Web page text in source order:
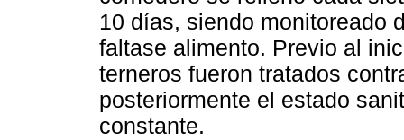
10 días, siendo monitoreado
faltase alimento. Previo al
terneros fueron tratados
posteriormente el estado
constante.